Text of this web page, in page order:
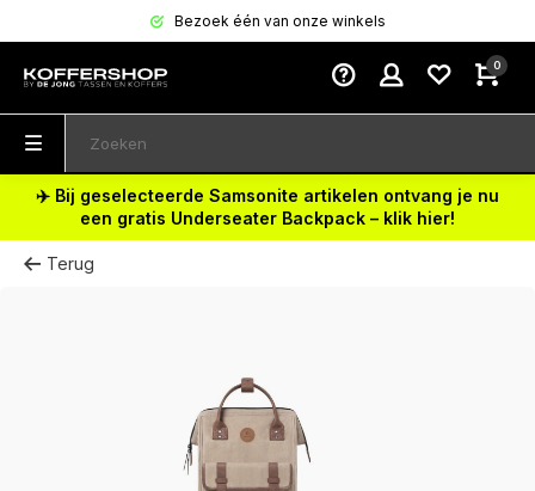
Bezoek één van onze winkels
0
✈️ Bij geselecteerde Samsonite artikelen ontvang je nu
een gratis Underseater Backpack – klik hier!
Terug